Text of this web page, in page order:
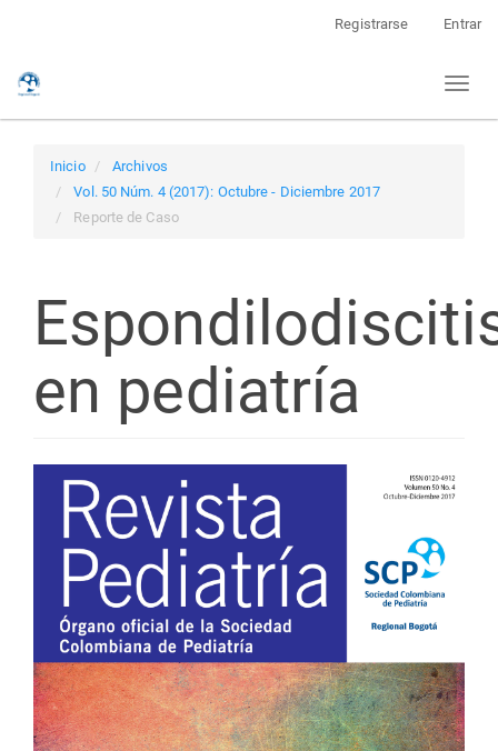
Registrarse Entrar
Toggle
Inicio
Archivos
Vol. 50 Núm. 4 (2017): Octubre - Diciembre 2017
Reporte de Caso
en pediatría
Barra
lateral
del
artículo